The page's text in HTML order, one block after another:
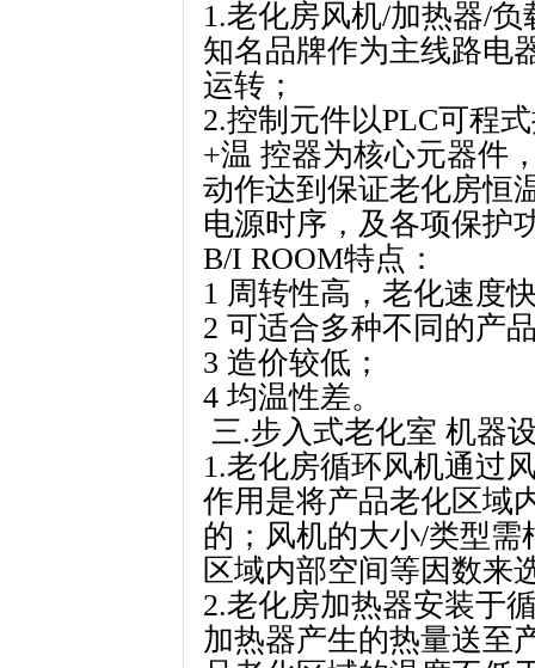
1.老化房风机/加热器/
知名品牌作为主线路电
运转；
2.控制元件以PLC可程
+温 控器为核心元器件
动作达到保证老化房恒
电源时序，及各项保护
B/I ROOM特点：
1 周转性高，老化速度
2 可适合多种不同的产
3 造价较低；
4 均温性差。
三.步入式老化室 机器
1.老化房循环风机通过
作用是将产品老化区域
的；风机的大小/类型
区域内部空间等因数来
2.老化房加热器安装于
加热器产生的热量送至